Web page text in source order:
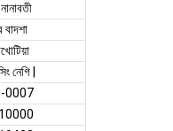
বাদশা
নেগি |
0007